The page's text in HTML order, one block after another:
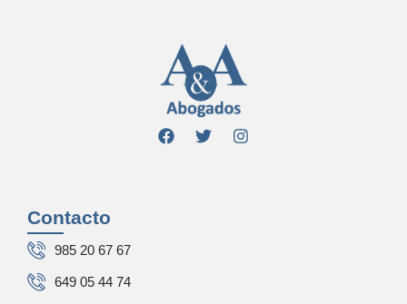
Contacto
985 20 67 67
649 05 44 74